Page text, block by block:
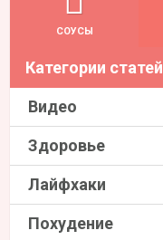
СОУСЫ
Категории статей
Видео
Здоровье
Лайфхаки
Похудение